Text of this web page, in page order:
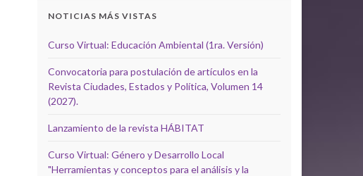
NOTICIAS MÁS VISTAS
Curso Virtual: Educación Ambiental (1ra. Versión)
Convocatoria para postulación de artículos en la
Revista Ciudades, Estados y Política, Volumen 14
(2027).
Lanzamiento de la revista HÁBITAT
Curso Virtual: Género y Desarrollo Local
"Herramientas y conceptos para el análisis y la